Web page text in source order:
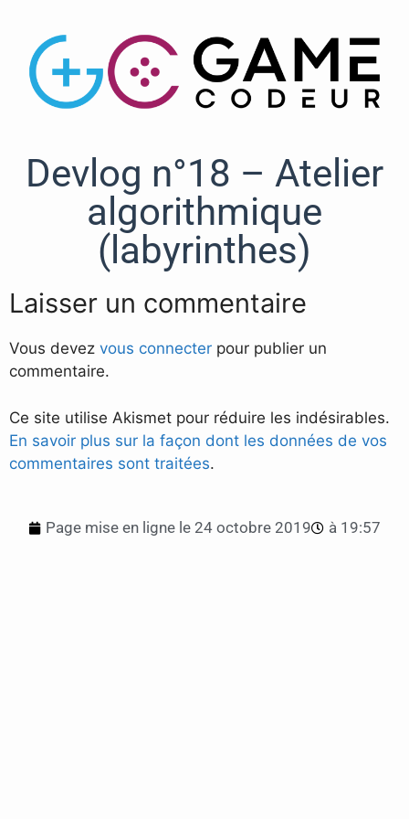
Devlog n°18 – Atelier
algorithmique
(labyrinthes)
Laisser un commentaire
Vous devez vous connecter pour publier un
commentaire.
Ce site utilise Akismet pour réduire les indésirables.
En savoir plus sur la façon dont les données de vos
commentaires sont traitées.
Page mise en ligne le 24 octobre 2019 à 19:57